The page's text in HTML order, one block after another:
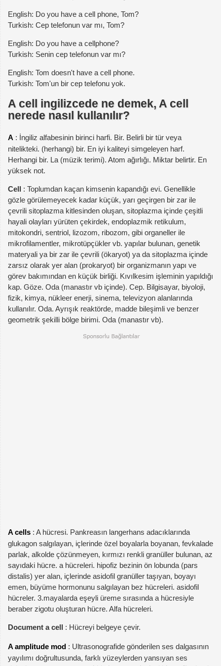
English: Do you have a cell phone, Tom?
Turkish: Cep telefonun var mı, Tom?
English: Do you have a cellphone?
Turkish: Senin cep telefonun var mı?
English: Tom doesn't have a cell phone.
Turkish: Tom'un bir cep telefonu yok.
A cell ingilizcede ne demek, A cell
nerede nasıl kullanılır?
A : İngiliz alfabesinin birinci harfi. Bir. Belirli bir tür veya
nitelikteki. (herhangi) bir. En iyi kaliteyi simgeleyen harf.
Herhangi bir. La (müzik terimi). Atom ağırlığı. Miktar belirtir. En
yüksek not.
Cell : Toplumdan kaçan kimsenin kapandığı evi. Genellikle
gözle görülemeyecek kadar küçük, yarı geçirgen bir zar ile
çevrili sitoplazma kitlesinden oluşan, sitoplazma içinde çeşitli
hayali olayları yürüten çekirdek, endoplazmik retikulum,
mitokondri, sentriol, lizozom, ribozom, gibi organeller ile
mikrofilamentler, mikrotüpçükler vb. yapılar bulunan, genetik
materyali ya bir zar ile çevrili (ökaryot) ya da sitoplazma içinde
zarsız olarak yer alan (prokaryot) bir organizmanın yapı ve
görev bakımından en küçük birliği. Kıvılkesim işleminin yapıldığı
kap. Göze. Oda (manastır vb içinde). Cep. Bilgisayar, biyoloji,
fizik, kimya, nükleer enerji, sinema, televizyon alanlarında
kullanılır. Oda. Ayrışık reaktörde, madde bileşimli ve benzer
geometrik şekilli bölge birimi. Oda (manastır vb).
A cells : A hücresi. Pankreasın langerhans adacıklarında
glukagon salgılayan, içlerinde özel boyalarla boyanan, fevkalade
parlak, alkolde çözünmeyen, kırmızı renkli granüller bulunan, az
sayıdaki hücre. a hücreleri. hipofiz bezinin ön lobunda (pars
distalis) yer alan, içlerinde asidofil granüller taşıyan, boyayı
emen, büyüme hormonunu salgılayan bez hücreleri. asidofil
hücreler. 3.mayalarda eşeyli üreme sırasında a hücresiyle
beraber zigotu oluşturan hücre. Alfa hücreleri.
Document a cell : Hücreyi belgeye çevir.
A amplitude mod : Ultrasonografide gönderilen ses dalgasının
yayılımı doğrultusunda, farklı yüzeylerden yansıyan ses